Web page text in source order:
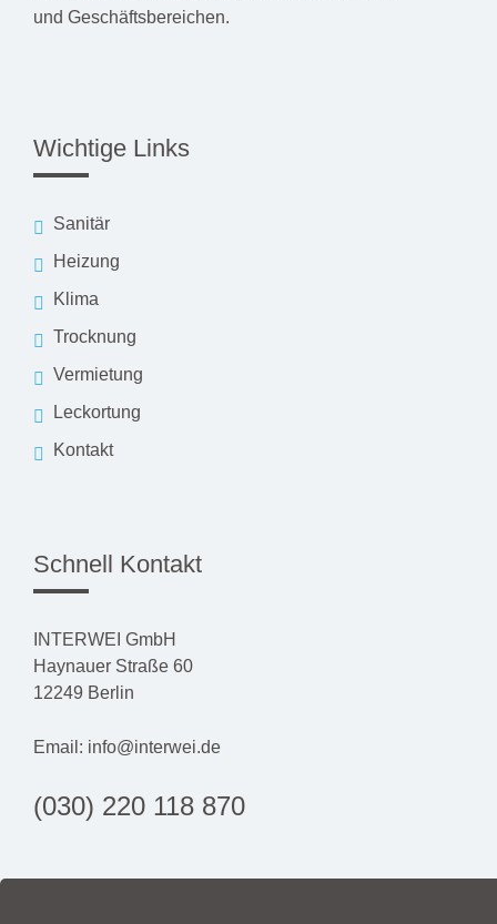
und Geschäftsbereichen.
Wichtige Links
Sanitär
Heizung
Klima
Trocknung
Vermietung
Leckortung
Kontakt
Schnell Kontakt
INTERWEI GmbH
Haynauer Straße 60
12249 Berlin
Email: info@interwei.de
(030) 220 118 870